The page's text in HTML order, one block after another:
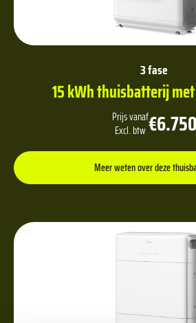
3 fase
15 kWh thuisbatterij
Prijs vanaf
Excl. btw€6.750
Meer weten over deze